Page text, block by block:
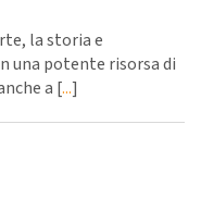
la storia e
una potente risorsa di
a [...]